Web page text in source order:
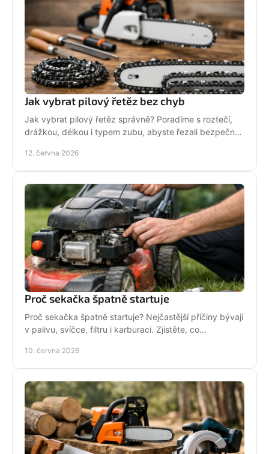
Jak vybrat pilový řetěz bez chyb
Jak vybrat pilový řetěz správně? Poradíme s roztečí,
drážkou, délkou i typem zubu, abyste řezali bezpečně,
12. června 2026
Proč sekačka špatně startuje
Proč sekačka špatně startuje? Nejčastější příčiny bývají
v palivu, svíčce, filtru i karburaci. Zjistěte, co
10. června 2026